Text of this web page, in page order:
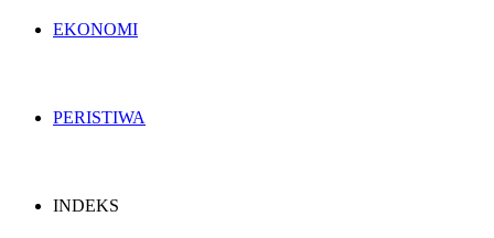
EKONOMI
PERISTIWA
INDEKS